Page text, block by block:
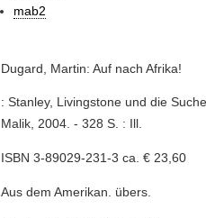
mab2
Dugard, Martin: Auf nach Afrika!
: Stanley, Livingstone und die
Malik, 2004. - 328 S. : Ill.
ISBN 3-89029-231-3 ca. € 23,60
Aus dem Amerikan. übers.